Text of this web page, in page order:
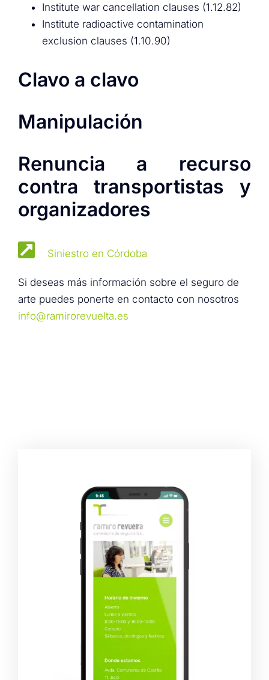
Institute war cancellation clauses (1.12.82)
Institute radioactive contamination
exclusion clauses (1.10.90)
Clavo a clavo
Manipulación
Renuncia a recurso
contra transportistas y
organizadores
Siniestro en Córdoba
Si deseas más información sobre el seguro de
arte puedes ponerte en contacto con nosotros
info@ramirorevuelta.es